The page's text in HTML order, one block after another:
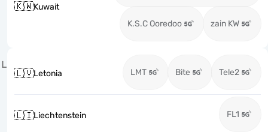
🇰🇼Kuwait
K.S.C Ooredoo zain KW
L
🇱🇻Letonia LMT Bite Tele2
🇱🇮Liechtenstein FL1